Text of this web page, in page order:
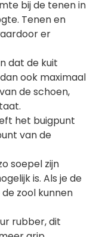
bij de tenen in
Tenen en
er
dat de kuit
ook maximaal
de schoen,
het buigpunt
van de
soepel zijn
is. Als je de
zool kunnen
rubber, dit